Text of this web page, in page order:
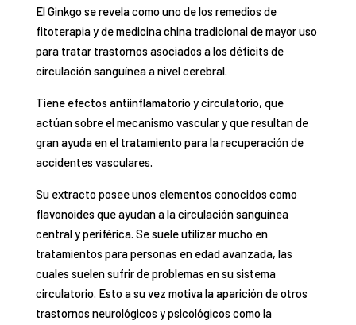
El Ginkgo se revela como uno de los remedios de
fitoterapia y de medicina china tradicional de mayor uso
para tratar trastornos asociados a los déficits de
circulación sanguínea a nivel cerebral.
Tiene efectos antiinflamatorio y circulatorio, que
actúan sobre el mecanismo vascular y que resultan de
gran ayuda en el tratamiento para la recuperación de
accidentes vasculares.
Su extracto posee unos elementos conocidos como
flavonoides que ayudan a la circulación sanguínea
central y periférica. Se suele utilizar mucho en
tratamientos para personas en edad avanzada, las
cuales suelen sufrir de problemas en su sistema
circulatorio. Esto a su vez motiva la aparición de otros
trastornos neurológicos y psicológicos como la